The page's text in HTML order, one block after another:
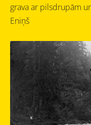
grava ar
Eniņš